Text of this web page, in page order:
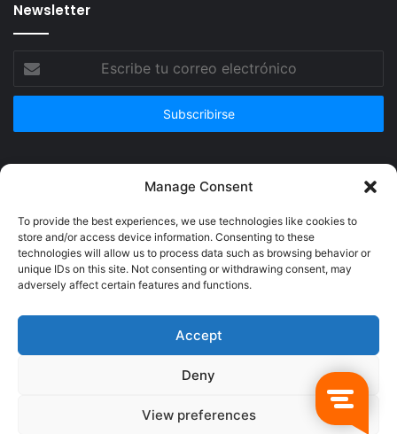
Manage Consent
To provide the best experiences, we use technologies like cookies to
store and/or access device information. Consenting to these
technologies will allow us to process data such as browsing behavior or
unique IDs on this site. Not consenting or withdrawing consent, may
adversely affect certain features and functions.
Accept
Deny
View preferences
Newsletter
correo
© Copyright 2026, Todos los derechos reservados @Crucerum |
Facebook
TwitterYouTubeInstagram